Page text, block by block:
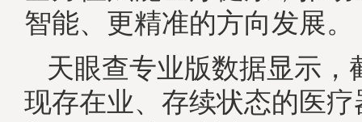
智能、更精准的方向发展。
天眼查专业版数据显示，
现存在业、存续状态的医